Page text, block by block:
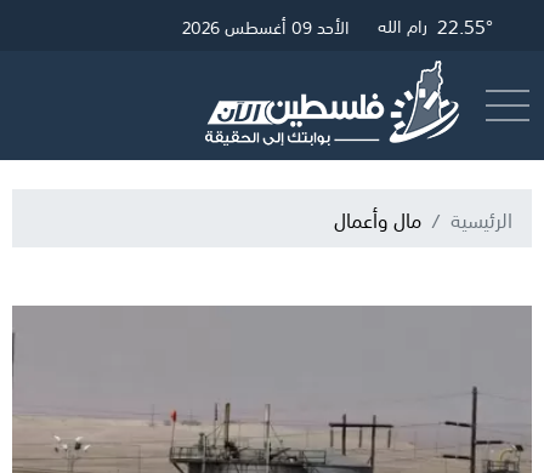
28.84° غزة 22.79° القدس 22.55° رام الله الأحد 09 أغسطس 2026
الرئيسية مال وأعمال